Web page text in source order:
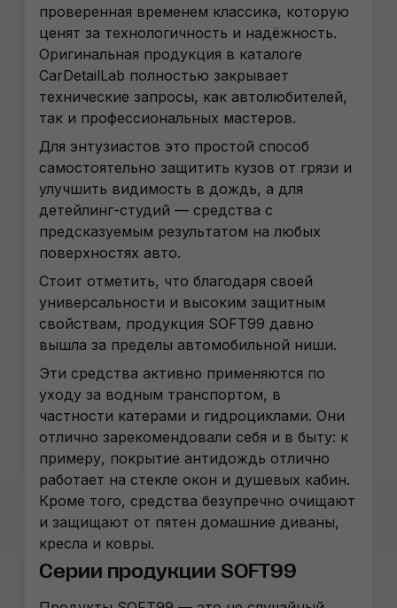
проверенная временем классика, которую
ценят за технологичность и надёжность.
Оригинальная продукция в каталоге
CarDetailLab полностью закрывает
технические запросы, как автолюбителей,
так и профессиональных мастеров.
Для энтузиастов это простой способ
самостоятельно защитить кузов от грязи и
улучшить видимость в дождь, а для
детейлинг-студий — средства с
предсказуемым результатом на любых
поверхностях авто.
Стоит отметить, что благодаря своей
универсальности и высоким защитным
свойствам, продукция SOFT99 давно
вышла за пределы автомобильной ниши.
Эти средства активно применяются по
уходу за водным транспортом, в
частности катерами и гидроциклами. Они
отлично зарекомендовали себя и в быту: к
примеру, покрытие антидождь отлично
работает на стекле окон и душевых кабин.
Кроме того, средства безупречно очищают
и защищают от пятен домашние диваны,
кресла и ковры.
Серии продукции SOFT99